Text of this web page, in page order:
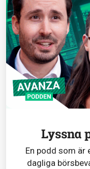
Lyssna
En podd som
dagliga